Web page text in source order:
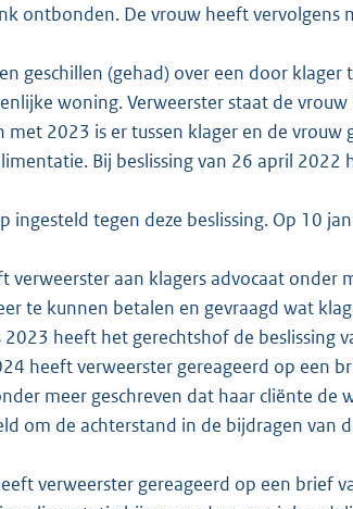
ontbonden. De vrouw heeft vervolgens
geschillen (gehad) over een door
woning. Verweerster staat de vrouw
2023 is er tussen klager en de vrouw
Bij beslissing van 26 april 2022
tegen deze beslissing. Op 10
aan klagers advocaat onder
te kunnen betalen en gevraagd wat
heeft het gerechtshof de beslissing
heeft verweerster gereageerd op een
meer geschreven dat haar cliënte
om de achterstand in de bijdragen
verweerster gereageerd op een brief